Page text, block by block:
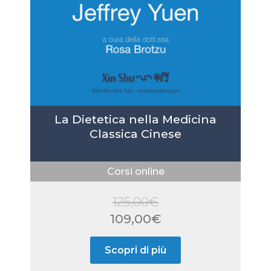
La Dietetica nella Medicina
Classica Cinese
Corsi online
125,00€
Il
prezzo
originale
109,00€
Il
prezzo
Scopri di più